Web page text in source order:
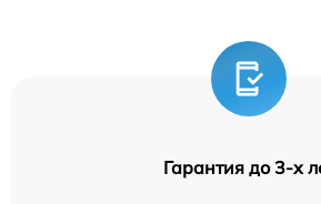
Гарантия до 3-х